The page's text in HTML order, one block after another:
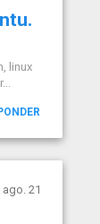
linux
ago. 21